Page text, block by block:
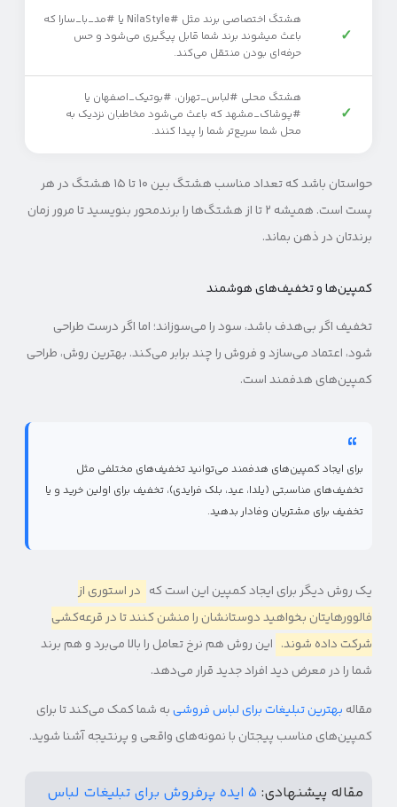
✓
هشتگ اختصاصی برند مثل #NilaStyle یا #مد_با_سارا که
باعث می‎شوند برند شما قابل پیگیری می‌شود و حس
حرفه‌ای بودن منتقل می‌کند.
✓
هشتگ محلی #لباس_تهران، #بوتیک_اصفهان یا
#پوشاک_مشهد که باعث می‌شود مخاطبان نزدیک به
محل شما سریع‌تر شما را پیدا کنند.
حواستان باشد که تعداد مناسب هشتگ بین ۱۰ تا ۱۵ هشتگ در هر
پست است. همیشه ۲ تا از هشتگ‌ها را برندمحور بنویسید تا مرور زمان
برندتان در ذهن بماند.
کمپین‌ها و تخفیف‌های هوشمند
تخفیف اگر بی‌هدف باشد، سود را می‌سوزاند؛ اما اگر درست طراحی
شود، اعتماد می‌سازد و فروش را چند برابر می‌کند. بهترین روش، طراحی
کمپین‌های هدفمند است.
برای ایجاد کمپین‌های هدفمند می‌توانید تخفیف‌های مختلفی مثل
تخفیف‌های مناسبتی (یلدا، عید، بلک فرایدی)، تخفیف برای اولین خرید و یا
تخفیف برای مشتریان وفادار بدهید.
یک روش دیگر برای ایجاد کمپین این است که در استوری از
فالوورهایتان بخواهید دوستانشان را منشن کنند تا در قرعه‌کشی
شرکت داده شوند. این روش هم نرخ تعامل را بالا می‌برد و هم برند
شما را در معرض دید افراد جدید قرار می‌دهد.
مقالهبهترین تبلیغات برای لباس فروشیبه شما کمک می‌کند تا برای
کمپین‌های مناسب پیجتان با نمونه‌های واقعی و پرنتیجه آشنا شوید.
مقاله پیشنهادی: ۵ ایده پرفروش برای تبلیغات لباس